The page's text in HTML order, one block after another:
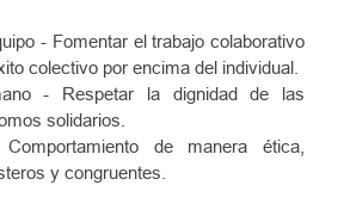
- Fomentar el trabajo colaborativo
colectivo por encima del individual.
- Respetar la dignidad de las
solidarios.
de manera ética,
y congruentes.